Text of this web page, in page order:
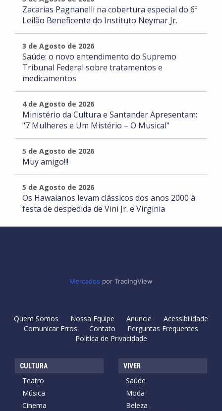
Zacarias Pagnanelli na cobertura especial do 6º
Leilão Beneficente do Instituto Neymar Jr.
3 de Agosto de 2026
Saúde: o novo entendimento do Supremo
Tribunal Federal sobre tratamentos e
medicamentos
4 de Agosto de 2026
Ministério da Cultura e Santander Apresentam:
"7 Mulheres e Um Mistério – O Musical"
5 de Agosto de 2026
Muy amigo!!!
5 de Agosto de 2026
Os Hawaianos levam clássicos dos anos 2000 à
festa de despedida de Vini Jr. e Virgínia
Mercados por TradingView
Quem Somos Nossa Equipe Anuncie
Acessibilidade
Comunicar Erros
Contato
Perguntas Frequentes
Política de Privacidade
CULTURA
Teatro
Música
Cinema
VIVER
Saúde
Moda
Beleza